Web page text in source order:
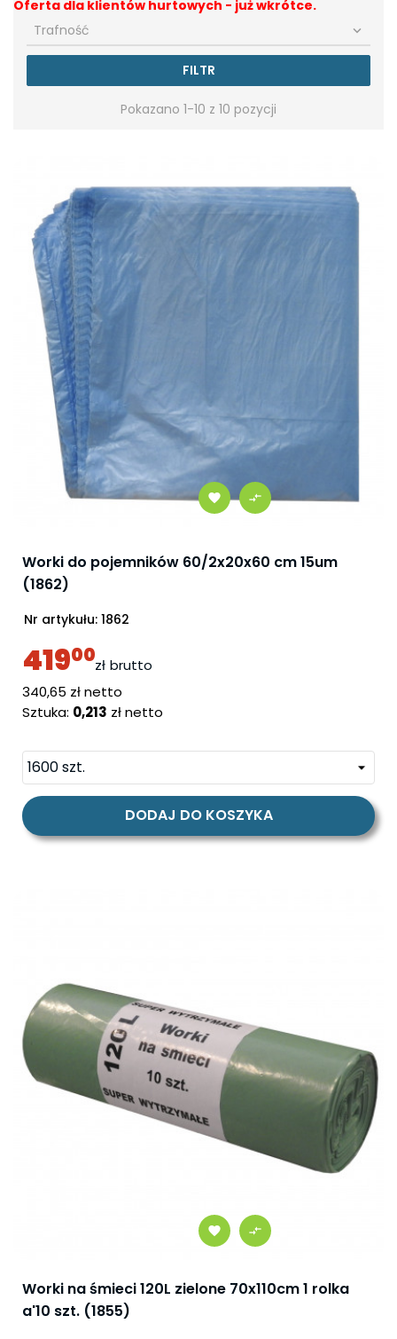
Oferta dla klientów hurtowych - już wkrótce.
Trafność

FILTR
Pokazano 1-10 z 10 pozycji
Worki do pojemników 60/2x20x60 cm 15um
(1862)
Nr artykułu: 1862
41900zł brutto
cena
340,65 zł netto
Sztuka: 0,213 zł netto
DODAJ DO KOSZYKA
Worki na śmieci 120L zielone 70x110cm 1 rolka
a'10 szt. (1855)